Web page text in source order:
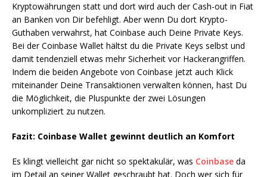
Kryptowährungen statt und dort wird auch der Cash-out in Fiat
an Banken von Dir befehligt. Aber wenn Du dort Krypto-
Guthaben verwahrst, hat Coinbase auch Deine Private Keys.
Bei der Coinbase Wallet hältst du die Private Keys selbst und
damit tendenziell etwas mehr Sicherheit vor Hackerangriffen.
Indem die beiden Angebote von Coinbase jetzt auch Klick
miteinander Deine Transaktionen verwalten können, hast Du
die Möglichkeit, die Pluspunkte der zwei Lösungen
unkompliziert zu nutzen.
Fazit: Coinbase Wallet gewinnt deutlich an Komfort
Es klingt vielleicht gar nicht so spektakulär, was Coinbase da
im Detail an seiner Wallet geschraubt hat. Doch wer sich für